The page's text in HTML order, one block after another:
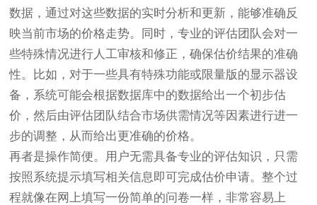
数据，通过对这些数据的实时分析和更新，能够准确反
映当前市场的价格走势。同时，专业的评估团队会对一
些特殊情况进行人工审核和修正，确保估价结果的准确
性。比如，对于一些具有特殊功能或限量版的显示器设
备，系统可能会根据数据库中的数据给出一个初步估
价，然后由评估团队结合市场供需情况等因素进行进一
步的调整，从而给出更准确的价格。
再者是操作简便。用户无需具备专业的评估知识，只需
按照系统提示填写相关信息即可完成估价申请。整个过
程就像在网上填写一份简单的问卷一样，非常容易上